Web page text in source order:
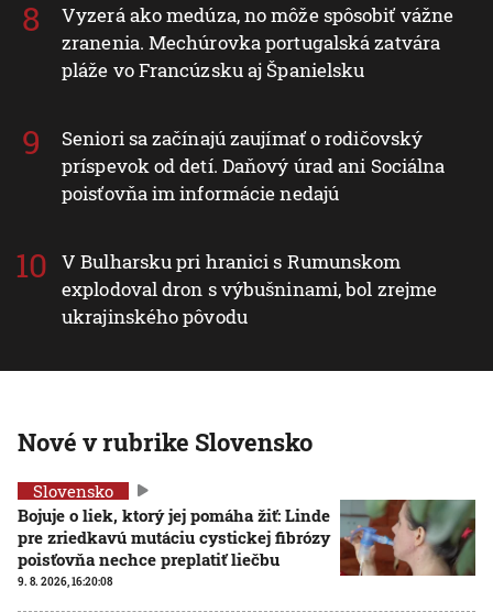
Vyzerá ako medúza, no môže spôsobiť vážne
zranenia. Mechúrovka portugalská zatvára
pláže vo Francúzsku aj Španielsku
Seniori sa začínajú zaujímať o rodičovský
príspevok od detí. Daňový úrad ani Sociálna
poisťovňa im informácie nedajú
V Bulharsku pri hranici s Rumunskom
explodoval dron s výbušninami, bol zrejme
ukrajinského pôvodu
Nové v rubrike Slovensko
Slovensko
Bojuje o liek, ktorý jej pomáha žiť: Linde
pre zriedkavú mutáciu cystickej fibrózy
poisťovňa nechce preplatiť liečbu
9. 8. 2026, 16:20:08